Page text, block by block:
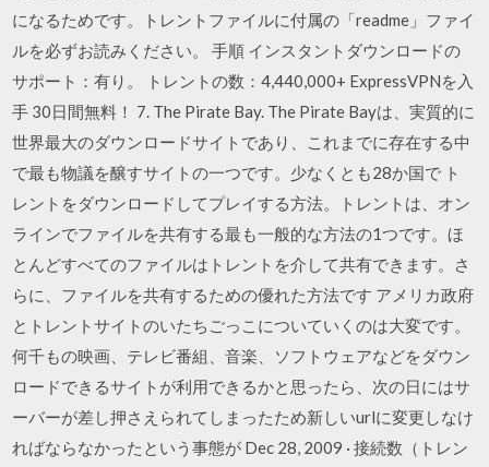
になるためです。トレントファイルに付属の「readme」ファイ
ルを必ずお読みください。 手順 インスタントダウンロードの
サポート：有り。 トレントの数：4,440,000+ ExpressVPNを入
手 30日間無料！ 7. The Pirate Bay. The Pirate Bayは、実質的に
世界最大のダウンロードサイトであり、これまでに存在する中
で最も物議を醸すサイトの一つです。少なくとも28か国で ト
レントをダウンロードしてプレイする方法。トレントは、オン
ラインでファイルを共有する最も一般的な方法の1つです。ほ
とんどすべてのファイルはトレントを介して共有できます。さ
らに、ファイルを共有するための優れた方法です アメリカ政府
とトレントサイトのいたちごっこについていくのは大変です。
何千もの映画、テレビ番組、音楽、ソフトウェアなどをダウン
ロードできるサイトが利用できるかと思ったら、次の日にはサ
ーバーが差し押さえられてしまったため新しいurlに変更しなけ
ればならなかったという事態が Dec 28, 2009 · 接続数（トレン